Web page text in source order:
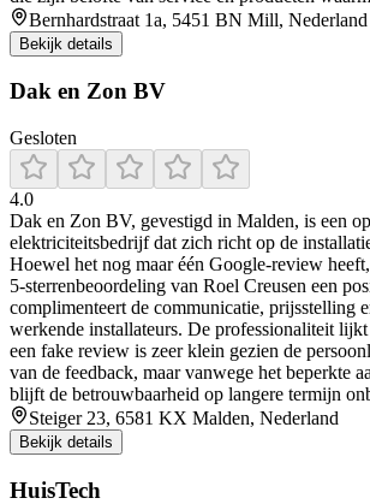
Bernhardstraat 1a, 5451 BN Mill, Nederland
Bekijk details
Dak en Zon BV
Gesloten
4.0
Dak en Zon BV, gevestigd in Malden, is een
elektriciteitsbedrijf dat zich richt op de
Hoewel het nog maar één Google-review
5‑sterrenbeoordeling van Roel Creusen een
complimenteert de communicatie, prijsstelling
werkende installateurs. De professionaliteit
een fake review is zeer klein gezien de
van de feedback, maar vanwege het beperkte
blijft de betrouwbaarheid op langere termijn
Steiger 23, 6581 KX Malden, Nederland
Bekijk details
HuisTech